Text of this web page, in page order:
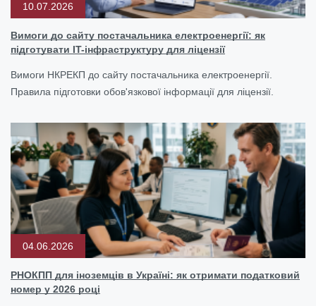
10.07.2026
Вимоги до сайту постачальника електроенергії: як
підготувати IT-інфраструктуру для ліцензії
Вимоги НКРЕКП до сайту постачальника електроенергії.
Правила підготовки обов'язкової інформації для ліцензії.
04.06.2026
РНОКПП для іноземців в Україні: як отримати податковий
номер у 2026 році